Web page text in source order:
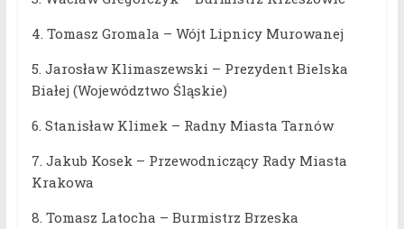
4. Tomasz Gromala – Wójt Lipnicy Murowanej
5. Jarosław Klimaszewski – Prezydent Bielska
Białej (Województwo Śląskie)
6. Stanisław Klimek – Radny Miasta Tarnów
7. Jakub Kosek – Przewodniczący Rady Miasta
Krakowa
8. Tomasz Latocha – Burmistrz Brzeska